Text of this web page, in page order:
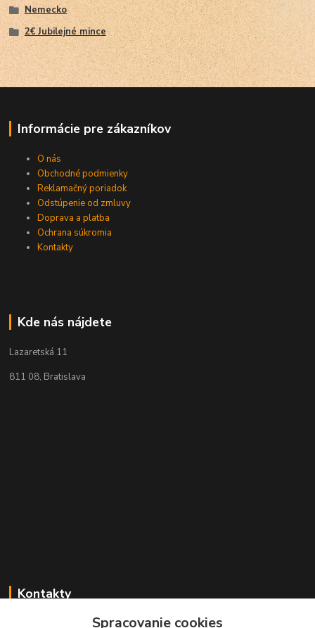
Nemecko
2€ Jubilejné mince
Informácie pre zákazníkov
O nás
Obchodné podmienky
Reklamačný poriadok
Odstúpenie od zmluvy
Doprava a platba
Ochrana súkromia
Kontakty
Kde nás nájdete
Lazaretská 11
811 08, Bratislava
Kontakty
Spracovanie cookies